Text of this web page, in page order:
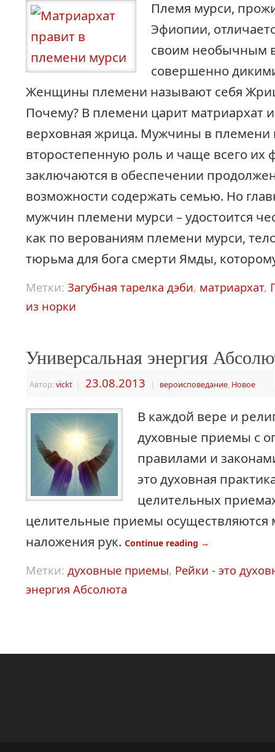
Племя мурси,
Эфиопии,
своим необычным
совершенно
Женщины племени называют себя
Почему? В племени царит матриархат
верховная жрица. Мужчины в
второстепенную роль и чаще всего их
заключаются в обеспечении
возможности содержать семью. Но
мужчин племени мурси – удостоится
как по верованиям племени мурси,
тюрьма для бога смерти Ямды,
Метки: Загубная тарелка дэби, матриархат,
из норки
Универсальная энергия
Автор:vickt | 23.08.2013 | вероисповедание, Новое
В каждой вере и
духовные приемы с
правилами и
это духовная
целительных
целительные приемы осуществляются
наложения рук. Continue reading →
Метки: духовные приемы, Рейки - это
энергия Абсолюта